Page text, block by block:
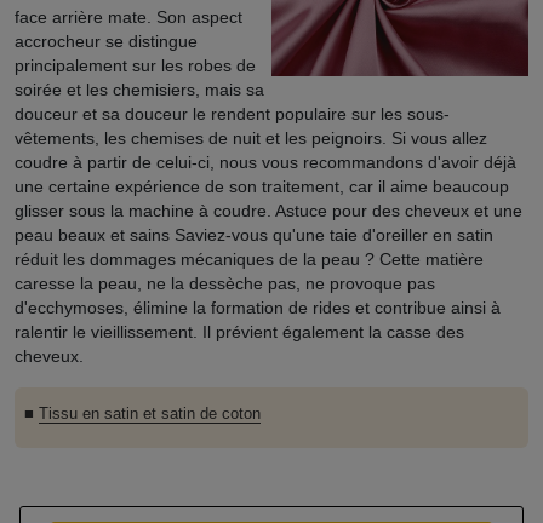
face arrière mate. Son aspect
accrocheur se distingue
principalement sur les robes de
soirée et les chemisiers, mais sa
douceur et sa douceur le rendent populaire sur les sous-
vêtements, les chemises de nuit et les peignoirs. Si vous allez
coudre à partir de celui-ci, nous vous recommandons d'avoir déjà
une certaine expérience de son traitement, car il aime beaucoup
glisser sous la machine à coudre. Astuce pour des cheveux et une
peau beaux et sains Saviez-vous qu'une taie d'oreiller en satin
réduit les dommages mécaniques de la peau ? Cette matière
caresse la peau, ne la dessèche pas, ne provoque pas
d'ecchymoses, élimine la formation de rides et contribue ainsi à
ralentir le vieillissement. Il prévient également la casse des
cheveux.
■ Tissu en satin et satin de coton